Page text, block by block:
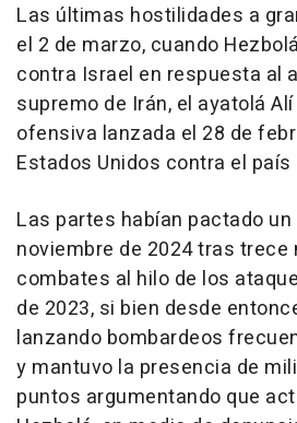
Las últimas hostilidades a
el 2 de marzo, cuando
contra Israel en respuesta al
supremo de Irán, el ayatolá
ofensiva lanzada el 28 de
Estados Unidos contra el
Las partes habían pactado
noviembre de 2024 tras trece
combates al hilo de los
de 2023, si bien desde
lanzando bombardeos
y mantuvo la presencia de
puntos argumentando que